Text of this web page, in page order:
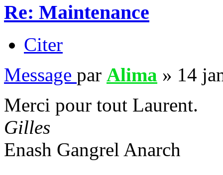
Re: Maintenance
Citer
Message par Alima » 14
Merci pour tout Laurent.
Gilles
Enash Gangrel Anarch